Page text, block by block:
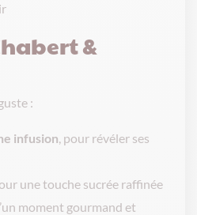
&
:
infusion, pour révéler ses
une touche sucrée raffinée
moment gourmand et